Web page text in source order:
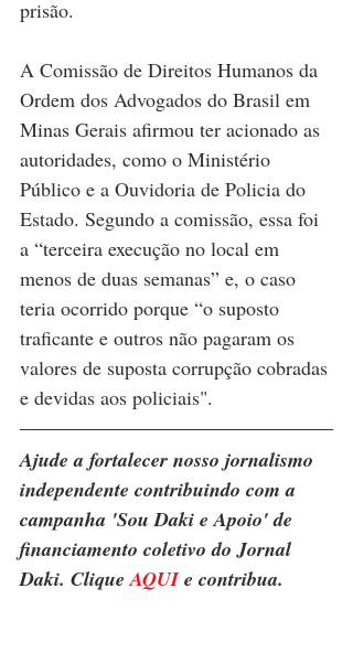
prisão.
A Comissão de Direitos Humanos da
Ordem dos Advogados do Brasil em
Minas Gerais afirmou ter acionado as
autoridades, como o Ministério
Público e a Ouvidoria de Policia do
Estado. Segundo a comissão, essa foi
a “terceira execução no local em
menos de duas semanas” e, o caso
teria ocorrido porque “o suposto
traficante e outros não pagaram os
valores de suposta corrupção cobradas
e devidas aos policiais".
Ajude a fortalecer nosso jornalismo
independente contribuindo com a
campanha 'Sou Daki e Apoio' de
financiamento coletivo do Jornal
Daki. Clique AQUI e contribua.